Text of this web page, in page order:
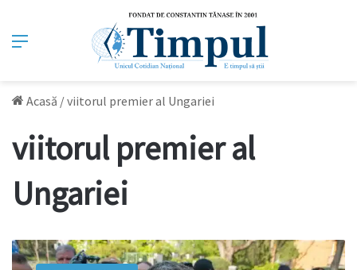
Meniu
Acasă /viitorul premier al Ungariei
viitorul premier al
Ungariei
Cine
este